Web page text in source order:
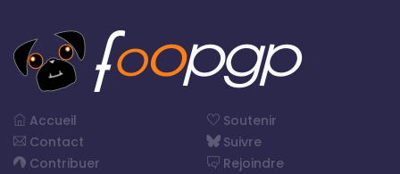
Accueil
Contact
Contribuer
Soutenir
Suivre
Rejoindre